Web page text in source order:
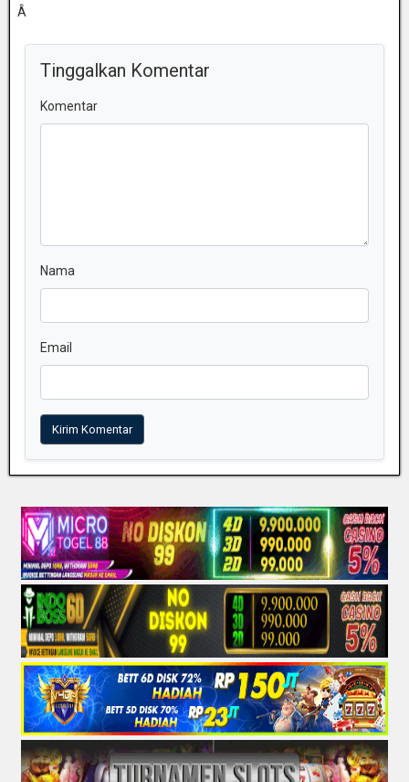
Â
Tinggalkan Komentar
Komentar
Nama
Email
Kirim Komentar